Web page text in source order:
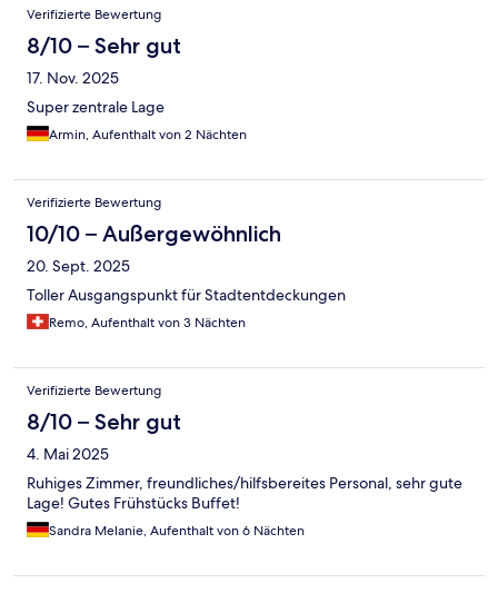
Verifizierte Bewertung
8/10 – Sehr gut
17. Nov. 2025
Super zentrale Lage
Armin, Aufenthalt von 2 Nächten
Verifizierte Bewertung
10/10 – Außergewöhnlich
20. Sept. 2025
Toller Ausgangspunkt für Stadtentdeckungen
Remo, Aufenthalt von 3 Nächten
Verifizierte Bewertung
8/10 – Sehr gut
4. Mai 2025
Ruhiges Zimmer, freundliches/hilfsbereites Personal, sehr gute
Lage! Gutes Frühstücks Buffet!
Sandra Melanie, Aufenthalt von 6 Nächten